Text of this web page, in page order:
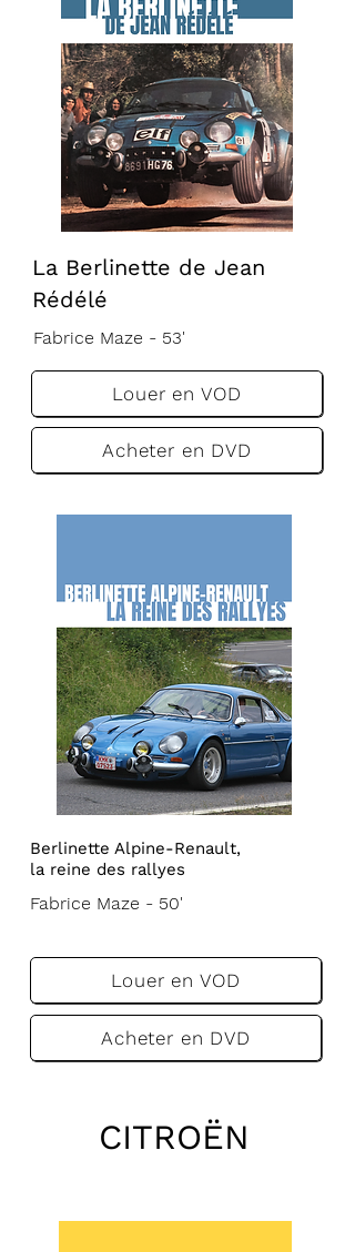
La Berlinette de Jean
Rédélé
Fabrice Maze - 53'
Louer en VOD
Acheter en DVD
Berlinette Alpine-Renault,
la reine des rallyes
Fabrice Maze - 50'
Louer en VOD
Acheter en DVD
CITROËN